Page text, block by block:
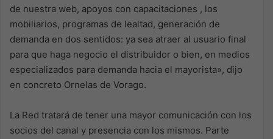
de nuestra web, apoyos con capacitaciones , los
mobiliarios, programas de lealtad, generación de
demanda en dos sentidos: ya sea atraer al usuario final
para que haga negocio el distribuidor o bien, en medios
especializados para demanda hacia el mayorista», dijo
en concreto Ornelas de Vorago.
La Red tratará de tener una mayor comunicación con los
socios del canal y presencia con los mismos. Parte